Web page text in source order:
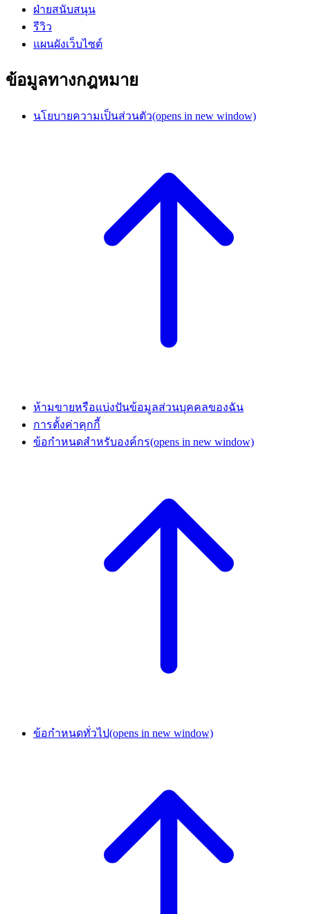
ฝ่ายสนับสนุน
รีวิว
แผนผังเว็บไซต์
ข้อมูลทางกฎหมาย
นโยบายความเป็นส่วนตัว(opens in new window)
ห้ามขายหรือแบ่งปันข้อมูลส่วนบุคคลของฉัน
การตั้งค่าคุกกี้
ข้อกำหนดสำหรับองค์กร(opens in new window)
ข้อกำหนดทั่วไป(opens in new window)